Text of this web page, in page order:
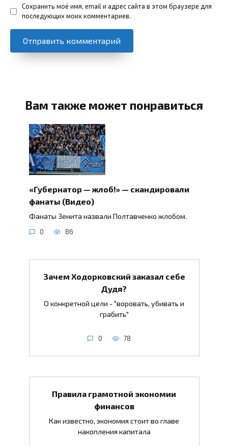
Сохранить моё имя, email и адрес сайта в этом браузере для
последующих моих комментариев.
Вам также может понравиться
«Губернатор — жлоб!» — скандировали
фанаты (Видео)
Фанаты Зенита назвали Полтавченко жлобом.
0 86
Зачем Ходорковский заказал себе
Дудя?
О конкретной цели - "воровать, убивать и
грабить"
0 78
Правила грамотной экономии
финансов
Как известно, экономия стоит во главе
накопления капитала